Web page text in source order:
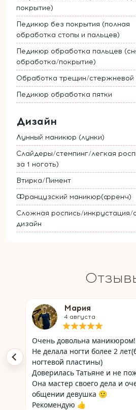
покрытие)
Педикюр без покрытия (полная
обработка стопы и пальцев)
Педикюр обработка пальцев
обработка/покрытие)
Обработка трещин/стержневой
Педикюр обработка пятки
Дизайн
Лунный маникюр (лунки)
Слайдеры/стемпинг/легкая
за 1 ноготь)
Втирка/Пимент
Французский маникюр(френч)
Сложная роспись/инкрустация/
дизайн
Мария
4 августа
Очень довольна маникюром!
Не делала ногти более 2
ногтевой пластины)
Доверилась Татьяне и не
Она мастер своего дела и
общении девушка 🙂
Рекомендую 👍